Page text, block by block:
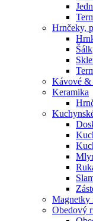
Hrnčeky,
Kávové &
Keramika
Magnetky
Obedový